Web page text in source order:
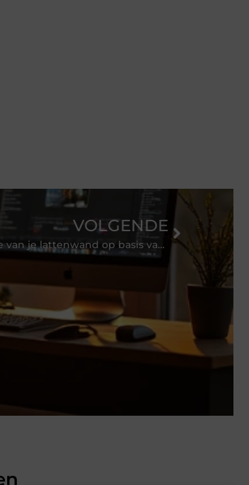
VOLGENDE
Kies de dikte van je lattenwand op basis van je ruimtegeluid